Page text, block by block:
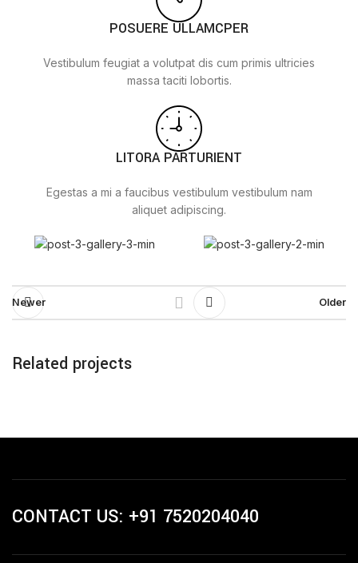
POSUERE ULLAMCPER
Vestibulum feugiat a volutpat dis cum primis ultricies
massa taciti lobortis.
LITORA PARTURIENT
Egestas a mi a faucibus vestibulum vestibulum nam
aliquet adipiscing.
Newer Older
Related projects
CONTACT US: +91 7520204040